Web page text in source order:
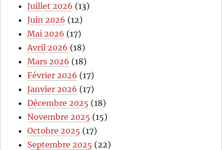
Juillet 2026 (13)
Juin 2026 (12)
Mai 2026 (17)
Avril 2026 (18)
Mars 2026 (18)
Février 2026 (17)
Janvier 2026 (17)
Décembre 2025 (18)
Novembre 2025 (15)
Octobre 2025 (17)
Septembre 2025 (22)